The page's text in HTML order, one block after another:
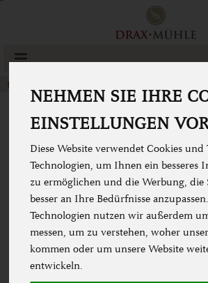
NEHMEN SIE IHRE
EINSTELLUNGEN
Diese Website verwendet Cookies und
Technologien, um Ihnen ein besseres
zu ermöglichen und die Werbung, die
besser an Ihre Bedürfnisse
Technologien nutzen wir außerdem
messen, um zu verstehen, woher
kommen oder um unsere Website
entwickeln.
Produkt